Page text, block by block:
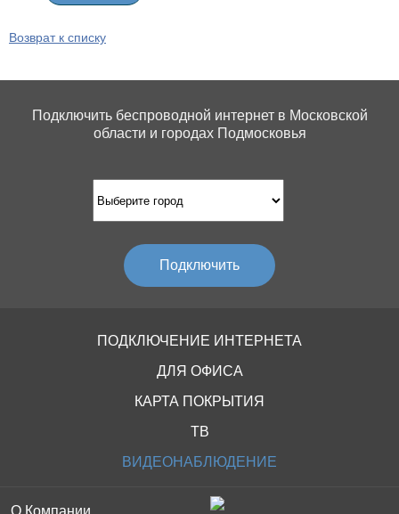
Сергиево-Посадский район
Солнечногорский район
Ступинский район
Талдомский район
Шатурский район
Шаховский район
Бережки
Бобково
Большая Ильинка
Большое Гридино
Бочнево
Василево
Возврат к списку
Подключить беспроводной интернет в Московской
области и городах Подмосковья
Подключить
ПОДКЛЮЧЕНИЕ ИНТЕРНЕТА
ДЛЯ ОФИСА
КАРТА ПОКРЫТИЯ
ТВ
ВИДЕОНАБЛЮДЕНИЕ